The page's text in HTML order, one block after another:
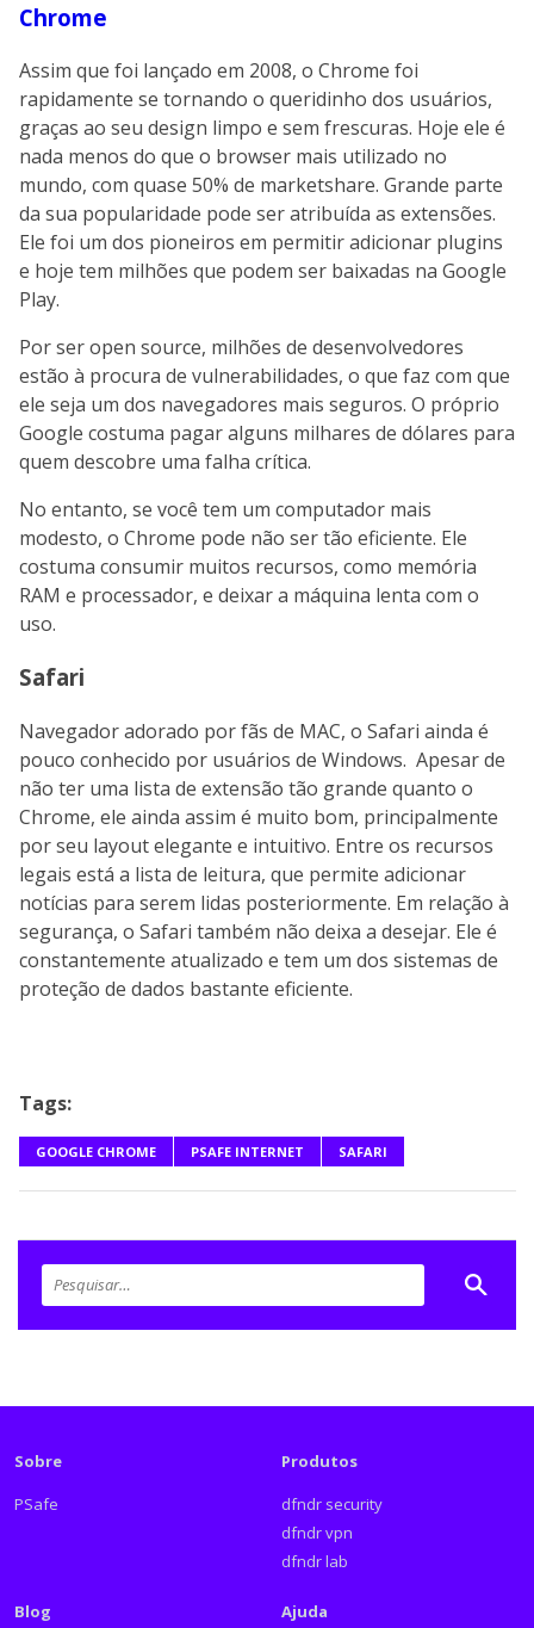
Chrome
Assim que foi lançado em 2008, o Chrome foi
rapidamente se tornando o queridinho dos usuários,
graças ao seu design limpo e sem frescuras. Hoje ele é
nada menos do que o browser mais utilizado no
mundo, com quase 50% de marketshare. Grande parte
da sua popularidade pode ser atribuída as extensões.
Ele foi um dos pioneiros em permitir adicionar plugins
e hoje tem milhões que podem ser baixadas na Google
Play.
Por ser open source, milhões de desenvolvedores
estão à procura de vulnerabilidades, o que faz com que
ele seja um dos navegadores mais seguros. O próprio
Google costuma pagar alguns milhares de dólares para
quem descobre uma falha crítica.
No entanto, se você tem um computador mais
modesto, o Chrome pode não ser tão eficiente. Ele
costuma consumir muitos recursos, como memória
RAM e processador, e deixar a máquina lenta com o
uso.
Safari
Navegador adorado por fãs de MAC, o Safari ainda é
pouco conhecido por usuários de Windows. Apesar de
não ter uma lista de extensão tão grande quanto o
Chrome, ele ainda assim é muito bom, principalmente
por seu layout elegante e intuitivo. Entre os recursos
legais está a lista de leitura, que permite adicionar
notícias para serem lidas posteriormente. Em relação à
segurança, o Safari também não deixa a desejar. Ele é
constantemente atualizado e tem um dos sistemas de
proteção de dados bastante eficiente.
Tags:
GOOGLE CHROME PSAFE INTERNET SAFARI
Sobre
PSafe
Produtos
dfndr security
dfndr vpn
dfndr lab
Blog Ajuda